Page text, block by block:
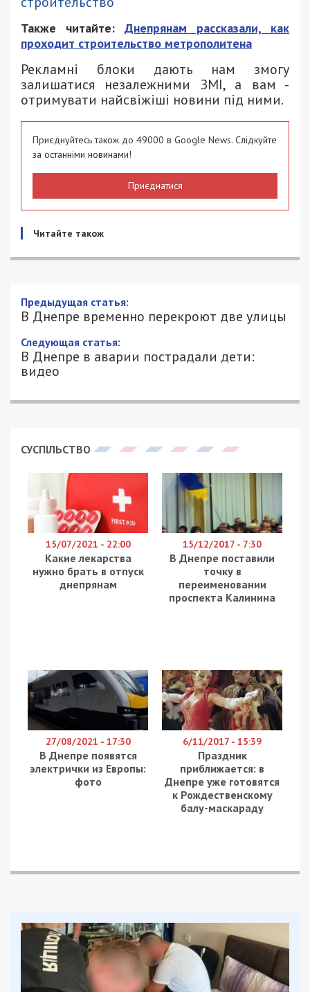
Также читайте: Днепрянам рассказали, как
проходит строительство метрополитена
Рекламні блоки дають нам змогу
залишатися незалежними ЗМІ, а вам -
отримувати найсвіжіші новини під ними.
Приєднуйтесь також до 49000 в Google News. Слідкуйте
за останніми новинами!
Приєднатися
Читайте також
Предыдущая статья:
В Днепре временно перекроют две улицы
Следующая статья:
В Днепре в аварии пострадали дети:
видео
СУСПІЛЬСТВО
15/07/2021 - 22:00
Какие лекарства
нужно брать в отпуск
днепрянам
15/12/2017 - 7:30
В Днепре поставили
точку в
переименовании
проспекта Калинина
27/08/2021 - 17:30
В Днепре появятся
электрички из Европы:
фото
6/11/2017 - 15:39
Праздник
приближается: в
Днепре уже готовятся
к Рождественскому
балу-маскараду